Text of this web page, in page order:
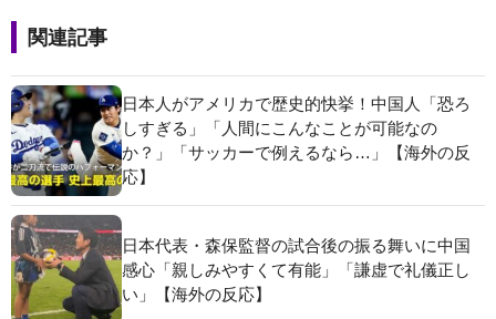
関連記事
日本人がアメリカで歴史的快挙！中国人「恐ろ
しすぎる」「人間にこんなことが可能なの
か？」「サッカーで例えるなら…」【海外の反
応】
日本代表・森保監督の試合後の振る舞いに中国
感心「親しみやすくて有能」「謙虚で礼儀正し
い」【海外の反応】